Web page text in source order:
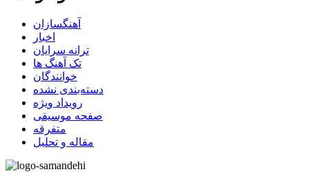
آهنگسازان
اخبار
ترانه سرایان
تک آهنگ ها
خوانندگان
دسته‌بندی نشده
رویداد ویژه
صفحه موسیقی
متفرقه
مقاله و تحلیل